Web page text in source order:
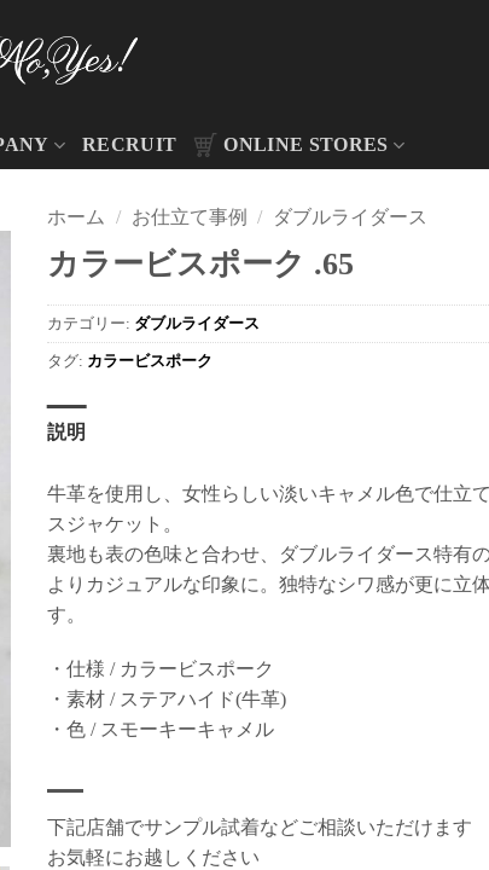
RECRUIT ONLINE STORES
ホーム / お仕立て事例 / ダブルライダース
カラービスポーク .65
カテゴリー: ダブルライダース
タグ: カラービスポーク
説明
牛革を使用し、女性らしい淡いキャメル色で仕立
スジャケット。
裏地も表の色味と合わせ、ダブルライダース特有
よりカジュアルな印象に。独特なシワ感が更に立
す。
・仕様 / カラービスポーク
・素材 / ステアハイド(牛革)
・色 / スモーキーキャメル
下記店舗でサンプル試着などご相談いただけます
お気軽にお越しください